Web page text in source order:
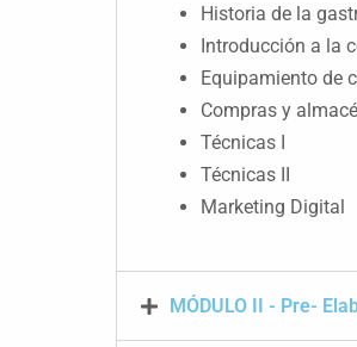
Historia de la
Introducción a la
Equipamiento de
Compras y
Técnicas I
Técnicas II
Marketing Digital
MÓDULO II - Pre-